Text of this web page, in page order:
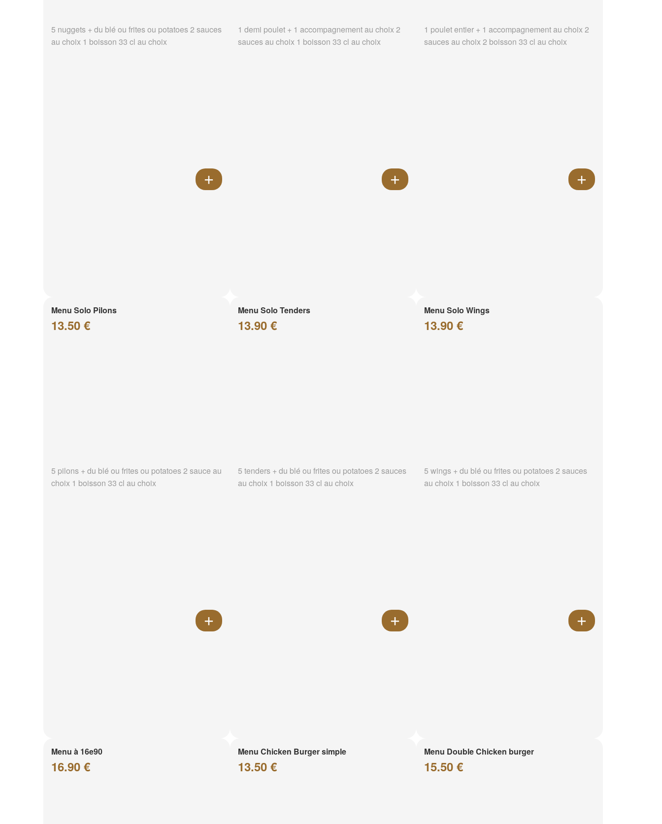
5 nuggets + du blé ou frites ou potatoes 2 sauces
au choix 1 boisson 33 cl au choix
1 demi poulet + 1 accompagnement au choix 2
sauces au choix 1 boisson 33 cl au choix
1 poulet entier + 1 accompagnement au choix 2
sauces au choix 2 boisson 33 cl au choix
Menu Solo Pilons
13.50 €
5 pilons + du blé ou frites ou potatoes 2 sauce au
choix 1 boisson 33 cl au choix
Menu Solo Tenders
13.90 €
5 tenders + du blé ou frites ou potatoes 2 sauces
au choix 1 boisson 33 cl au choix
Menu Solo Wings
13.90 €
5 wings + du blé ou frites ou potatoes 2 sauces
au choix 1 boisson 33 cl au choix
Menu à 16e90
16.90 €
Menu Chicken Burger simple
13.50 €
Menu Double Chicken burger
15.50 €